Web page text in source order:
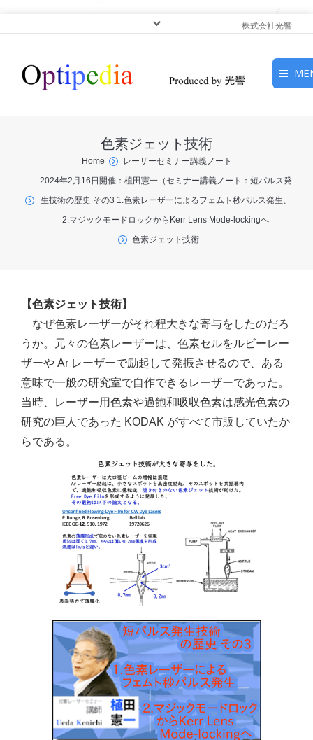
株式会社光響
ピックアップ
光基礎・光源
光応用・アプリケーショ
ン
サービス
色素ジェット技術
You are here:Home
レーザーセミナー講義ノート
2024年2月16日開催：植田憲一（セミナー講義ノート：短パルス発
生技術の歴史 その3 1.色素レーザーによるフェムト秒パルス発生、
2.マジックモードロックからKerr Lens Mode-lockingへ
色素ジェット技術
【色素ジェット技術】
なぜ色素レーザーがそれ程大きな寄与をしたのだろ
うか。元々の色素レーザーは、色素セルをルビーレー
ザーや Ar レーザーで励起して発振させるので、ある
意味で一般の研究室で自作できるレーザーであった。
当時、レーザー用色素や過飽和吸収色素は感光色素の
研究の巨人であった KODAK がすべて市販していたか
らである。